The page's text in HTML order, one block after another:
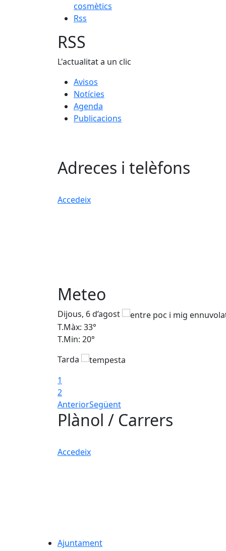
cosmètics
Rss
RSS
L'actualitat a un clic
Avisos
Notícies
Agenda
Publicacions
Adreces i telèfons
Accedeix
Meteo
Dijous, 6 d’agost
T.Màx: 33°
T.Min: 20°
Tarda
1
2
AnteriorSegüent
Plànol / Carrers
Accedeix
Ajuntament